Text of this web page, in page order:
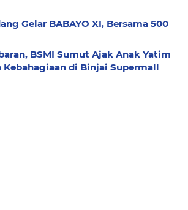
Gelar BABAYO XI, Bersama 500
BSMI Sumut Ajak Anak Yatim
Kebahagiaan di Binjai Supermall